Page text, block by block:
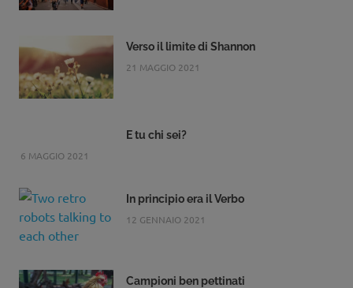
Verso il limite di Shannon
21 MAGGIO 2021
E tu chi sei?
6 MAGGIO 2021
In principio era il Verbo
12 GENNAIO 2021
Campioni ben pettinati